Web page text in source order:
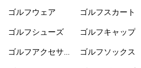
ゴルフウェア
ゴルフシューズ
ゴルフアクセサリ
ゴルフスカート
ゴルフキャップ
ゴルフソックス